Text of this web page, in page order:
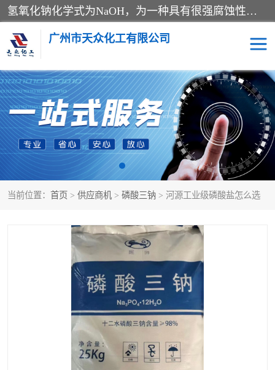
氢氧化钠化学式为NaOH，为一种具有很强腐蚀性的强碱，一般为片状或颗粒形态，易溶于水(溶于水时放热)并形成碱性溶液，另有潮解性，易吸取空气中的水蒸气(潮解)和(变质)。NaOH是化学实验室其中一种必备的化学品，亦为常见的化工品之一。纯品是无色透明的晶体。密度2.130g/cm3。熔点318.4℃。沸点1390℃。工业品含有少量的氯化和碳酸，是白色不透明的晶体。
广州市天众化工有限公司
当前位置： 首页 > 供应商机 > 磷酸三钠 > 河源工业级磷酸盐怎么选
亚硝酸钠 氢氧化钠
纯碱 硫代硫酸钠
草酸 醋酸钠
聚合氯化铝 焦磷酸二氢二钠
磷酸三钠
一水葡萄糖
一水柠檬酸
葡萄糖酸钠
磷酸二氢钾